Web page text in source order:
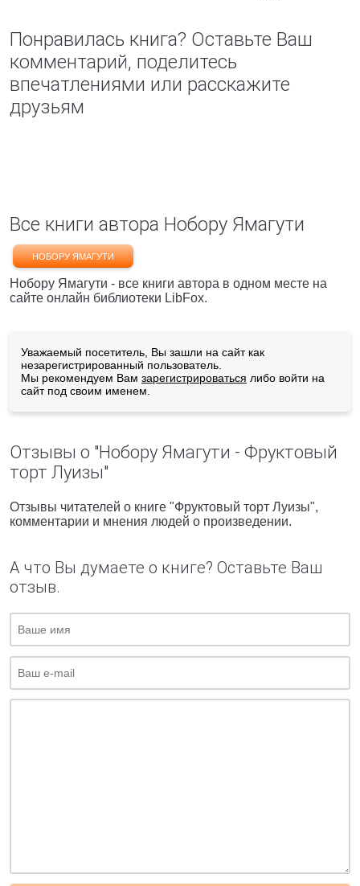
Понравилась книга? Оставьте Ваш
комментарий, поделитесь
впечатлениями или расскажите
друзьям
Все книги автора Нобору Ямагути
НОБОРУ ЯМАГУТИ
Нобору Ямагути - все книги автора в одном месте на
сайте онлайн библиотеки LibFox.
Уважаемый посетитель, Вы зашли на сайт как
незарегистрированный пользователь.
Мы рекомендуем Вам зарегистрироваться либо войти на
сайт под своим именем.
Отзывы о "Нобору Ямагути - Фруктовый
торт Луизы"
Отзывы читателей о книге "Фруктовый торт Луизы",
комментарии и мнения людей о произведении.
А что Вы думаете о книге? Оставьте Ваш
отзыв.